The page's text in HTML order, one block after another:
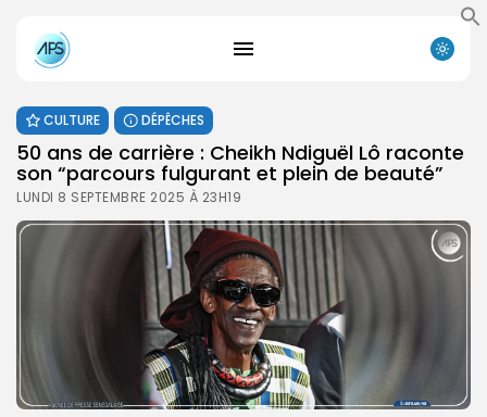
CULTURE DÉPÊCHES
50 ans de carrière : Cheikh Ndiguël Lô raconte
son “parcours fulgurant et plein de beauté”
LUNDI 8 SEPTEMBRE 2025 À 23H19